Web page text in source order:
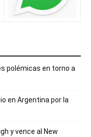
polémicas en torno a
en Argentina por la
y vence al New